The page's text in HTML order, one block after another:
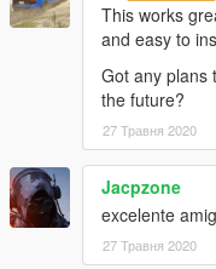
This works
and easy to
Got any plans
the future?
27 Травня 2020
Jacpzone
excelente
27 Травня 2020